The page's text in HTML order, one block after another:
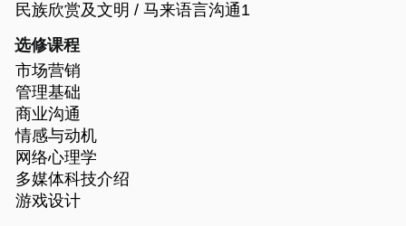
民族欣赏及文明 / 马来语言沟通1
选修课程
市场营销
管理基础
商业沟通
情感与动机
网络心理学
多媒体科技介绍
游戏设计